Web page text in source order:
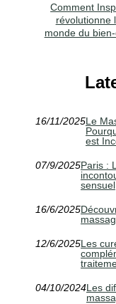
Comment
révolutionne
monde du
16/11/2025Le
est
07/9/2025Paris :
sensuel
16/6/2025
12/6/2025Les
04/10/2024Les